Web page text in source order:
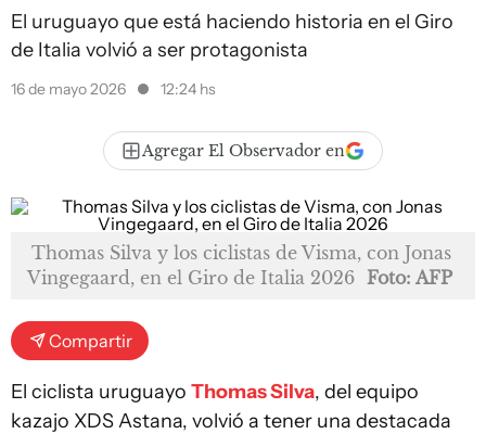
El uruguayo que está haciendo historia en el Giro
de Italia volvió a ser protagonista
16 de mayo 2026 12:24 hs
Agregar El Observador en
Thomas Silva y los ciclistas de Visma, con Jonas
Vingegaard, en el Giro de Italia 2026 Foto: AFP
Compartir
El ciclista uruguayo Thomas Silva, del equipo
kazajo XDS Astana, volvió a tener una destacada